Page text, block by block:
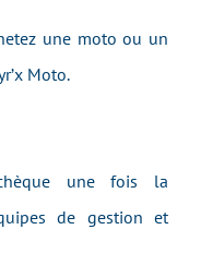
une moto ou un
Moto.
une fois la
de gestion et